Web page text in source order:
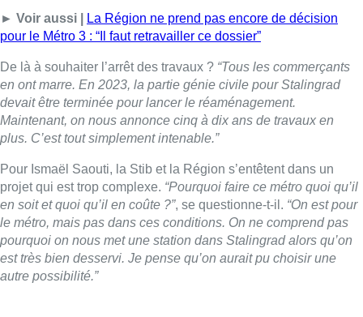
pourquoi on nous met une station dans Stalingrad alors qu’on
est très bien desservi. Je pense qu’on aurait pu choisir une
autre possibilité.”
■ Une interview deIsmaël Saouti, commerçant du quartier
Stalingrad,parFabrice Grosfilley.
Lire aussi :
Survol de Bruxelles: Berchem-
Sainte-Agathe dépose “une action